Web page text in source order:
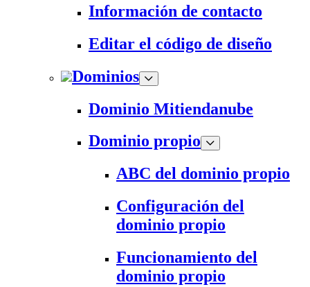
Información de contacto
Editar el código de diseño
Dominios
Dominio Mitiendanube
Dominio propio
ABC del dominio propio
Configuración del
dominio propio
Funcionamiento del
dominio propio